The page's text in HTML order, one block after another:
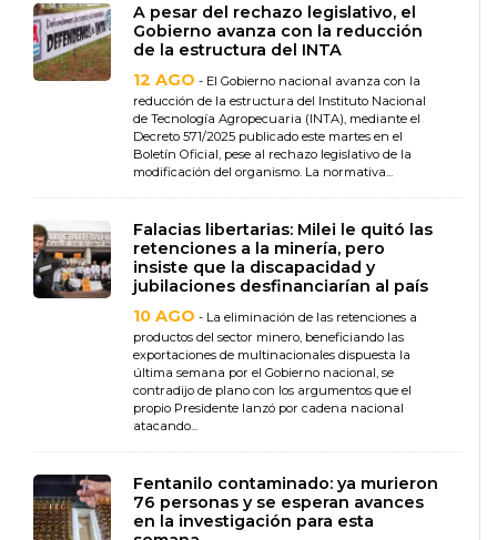
A pesar del rechazo legislativo, el
Gobierno avanza con la reducción
de la estructura del INTA
12 AGO - El Gobierno nacional avanza con la
reducción de la estructura del Instituto Nacional
de Tecnología Agropecuaria (INTA), mediante el
Decreto 571/2025 publicado este martes en el
Boletín Oficial, pese al rechazo legislativo de la
modificación del organismo. La normativa...
Falacias libertarias: Milei le quitó las
retenciones a la minería, pero
insiste que la discapacidad y
jubilaciones desfinanciarían al país
10 AGO - La eliminación de las retenciones a
productos del sector minero, beneficiando las
exportaciones de multinacionales dispuesta la
última semana por el Gobierno nacional, se
contradijo de plano con los argumentos que el
propio Presidente lanzó por cadena nacional
atacando...
Fentanilo contaminado: ya murieron
76 personas y se esperan avances
en la investigación para esta